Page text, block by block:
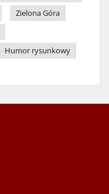
Zielona Góra
Humor rysunkowy